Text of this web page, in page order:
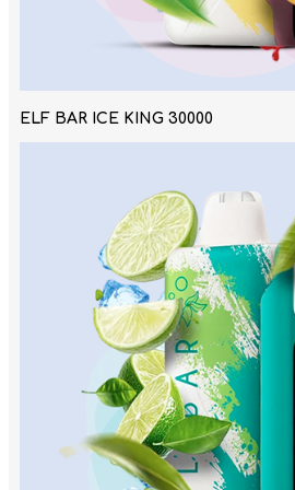
ELF BAR ICE KING 30000